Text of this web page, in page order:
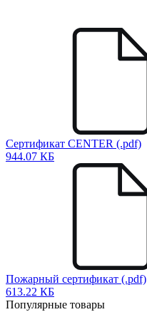
Сертификат CENTER (.pdf)
944.07 КБ
Пожарный сертификат (.pdf)
613.22 КБ
Популярные товары